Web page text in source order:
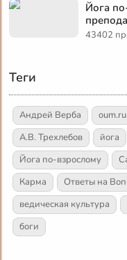
Йога
43402
Теги
Андрей Верба oum.ru
А.В. Трехлебов
йога
Йога по-взрослому
Карма
Ответы на
ведическая культура
боги